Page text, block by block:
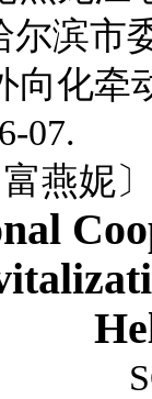
滨市
化牵
07.
燕妮〕